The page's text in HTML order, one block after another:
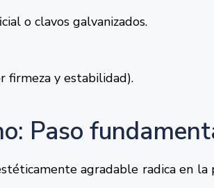
o clavos galvanizados.
firmeza y estabilidad).
Paso
agradable radica en